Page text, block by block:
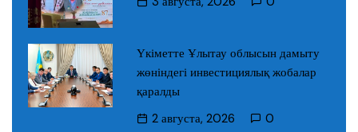
Үкіметте Ұлытау облысын дамыту
жөніндегі инвестициялық жобалар
қаралды
2 августа, 2026
0